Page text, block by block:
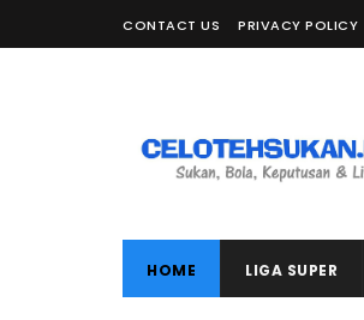
CONTACT US PRIVACY POLICY
HOME LIGA SUPER